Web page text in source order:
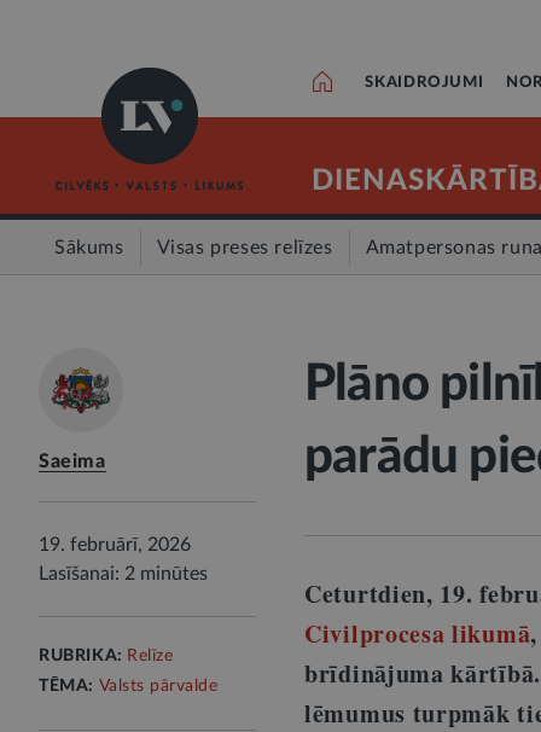
SKAIDROJUMI
Sākums Visas preses relīzes Amatpersonas runa
Saeima
19. februārī, 2026
Lasīšanai: 2 minūtes
RUBRIKA: Relīze
TĒMA: Valsts pārvalde
Plāno
parādu
Ceturtdien, 19.
Civilprocesa likumā
brīdinājuma kārtībā.
lēmumus turpmāk